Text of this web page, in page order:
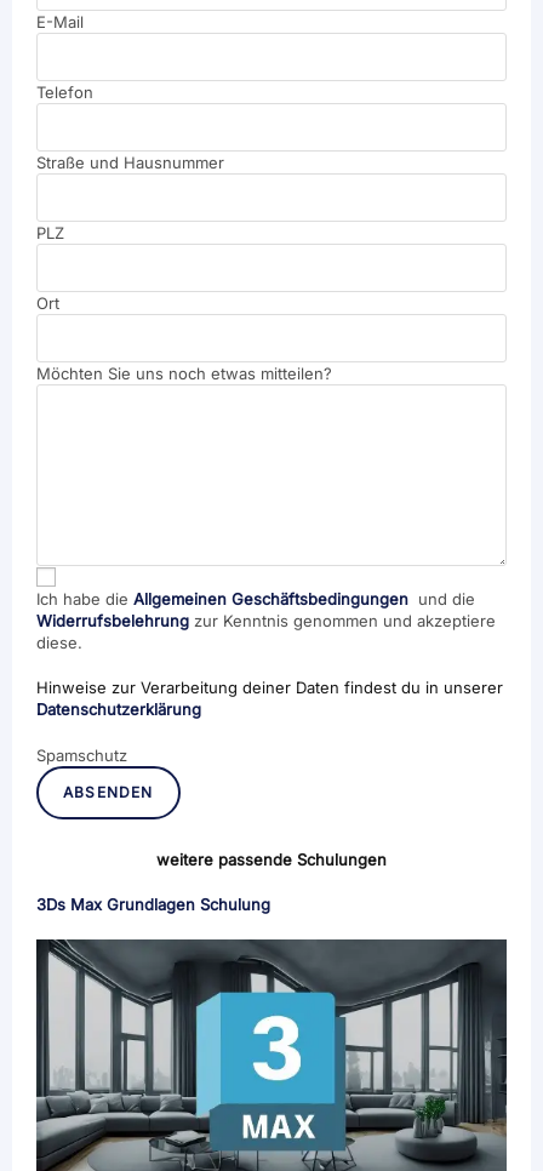
E-Mail
Telefon
Straße und Hausnummer
PLZ
Ort
Möchten Sie uns noch etwas mitteilen?
Ich habe die Allgemeinen Geschäftsbedingungen und die
Widerrufsbelehrung zur Kenntnis genommen und akzeptiere
diese.
Hinweise zur Verarbeitung deiner Daten findest du in unserer
Datenschutzerklärung
Spamschutz
ABSENDEN
weitere passende Schulungen
3Ds Max Grundlagen Schulung